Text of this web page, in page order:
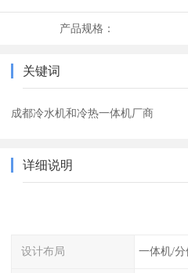
产品规格：
关键词
成都冷水机和冷热一体机厂商
详细说明
设计布局 一体机/分